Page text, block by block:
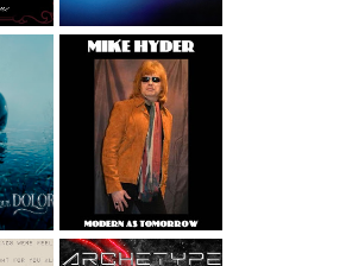
-
MIKE HYDER -
GOOD FEELING
FROM THE ALBUM
MODERN AS
TOMORROW
WIDESCREEN
VERSION